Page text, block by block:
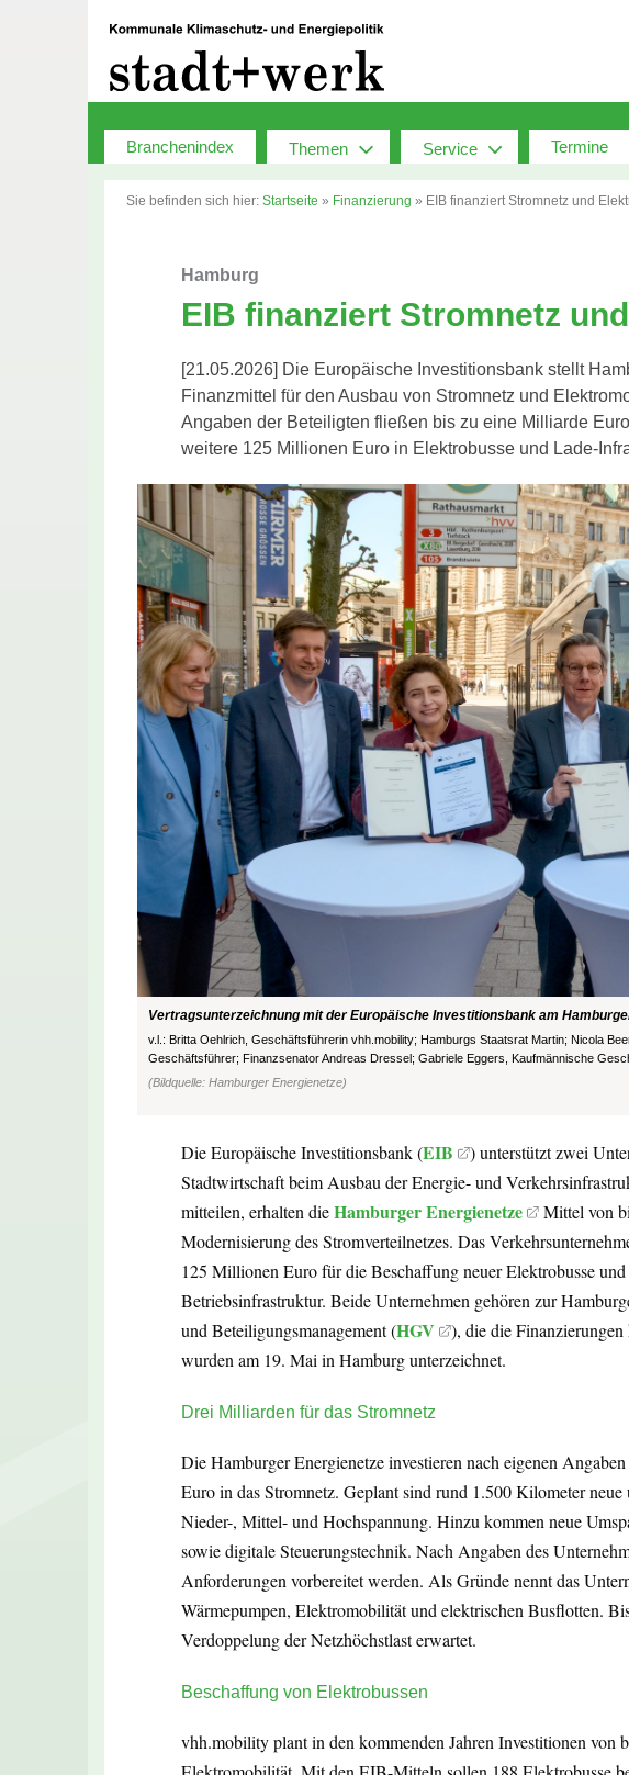
Branchenindex Themen Service Termine
Sie befinden sich hier: Startseite » Finanzierung » EIB finanziert Stromnetz und
Hamburg
EIB finanziert Stromnetz
[21.05.2026] Die Europäische Investitionsbank stellt
Finanzmittel für den Ausbau von Stromnetz und
Angaben der Beteiligten fließen bis zu eine Milliarde
weitere 125 Millionen Euro in Elektrobusse und Lade-
Vertragsunterzeichnung mit der Europäische Investitionsbank am
v.l.: Britta Oehlrich, Geschäftsführerin vhh.mobility; Hamburgs Staatsrat Martin; Nicola
Geschäftsführer; Finanzsenator Andreas Dressel; Gabriele Eggers, Kaufmännische
(Bildquelle: Hamburger Energienetze)
Die Europäische Investitionsbank (EIB
) unterstützt zwei
Stadtwirtschaft beim Ausbau der Energie- und
mitteilen, erhalten dieHamburger Energienetze
Mittel von
Modernisierung des Stromverteilnetzes. Das
125 Millionen Euro für die Beschaffung neuer Elektrobusse
Betriebsinfrastruktur. Beide Unternehmen gehören zur
und Beteiligungsmanagement (HGV
), die die
wurden am 19. Mai in Hamburg unterzeichnet.
Drei Milliarden für das Stromnetz
Die Hamburger Energienetze investieren nach eigenen
Euro in das Stromnetz. Geplant sind rund 1.500 Kilometer
Nieder-, Mittel- und Hochspannung. Hinzu kommen neue
sowie digitale Steuerungstechnik. Nach Angaben des
Anforderungen vorbereitet werden. Als Gründe nennt das
Wärmepumpen, Elektromobilität und elektrischen Busflotten.
Verdoppelung der Netzhöchstlast erwartet.
Beschaffung von Elektrobussen
vhh.mobility plant in den kommenden Jahren Investitionen von